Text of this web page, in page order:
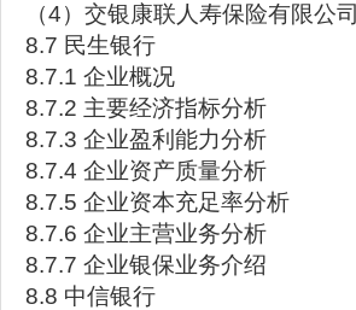
（4）交银康联人寿保险有限公司
8.7 民生银行
8.7.1 企业概况
8.7.2 主要经济指标分析
8.7.3 企业盈利能力分析
8.7.4 企业资产质量分析
8.7.5 企业资本充足率分析
8.7.6 企业主营业务分析
8.7.7 企业银保业务介绍
8.8 中信银行